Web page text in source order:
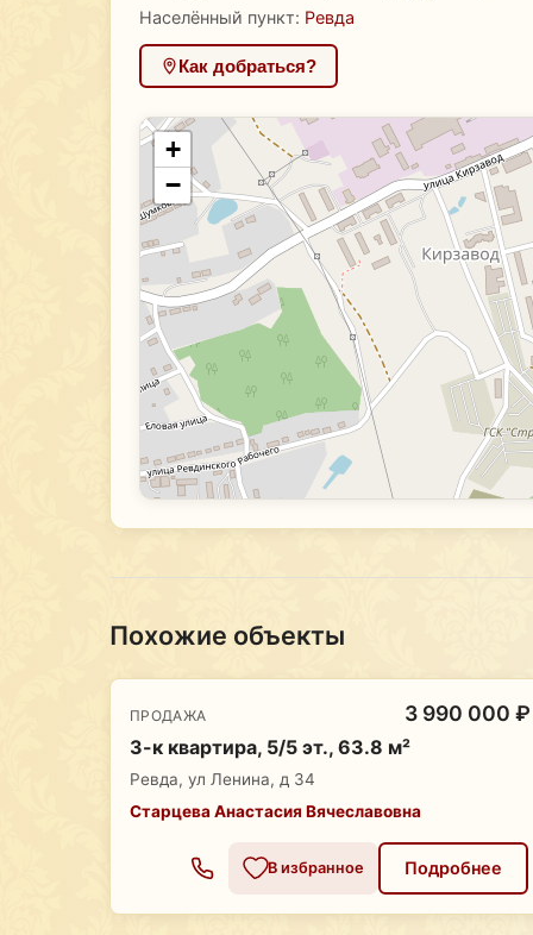
Населённый пункт: Ревда
Как добраться?
+
−
Похожие объекты
ПРОДАЖА 3 990 000 ₽
3-к квартира, 5/5 эт., 63.8 м²
Ревда, ул Ленина, д 34
Старцева Анастасия Вячеславовна
В избранное Подробнее